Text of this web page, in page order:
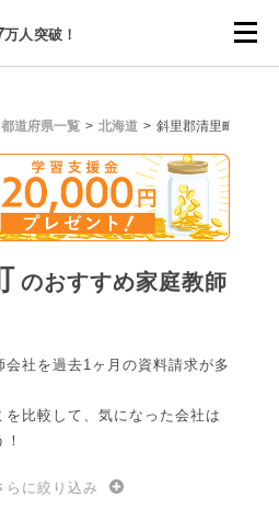
万人突破！
都道府県一覧 北海道 斜里郡清里町
のおすすめ家庭教師
社を過去1ヶ月の資料請求が多
比較して、気になった会社は
らに絞り込み